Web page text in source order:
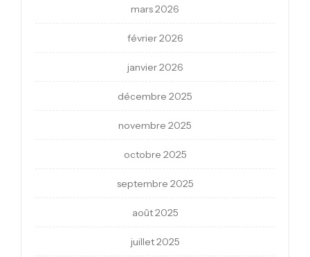
mars 2026
février 2026
janvier 2026
décembre 2025
novembre 2025
octobre 2025
septembre 2025
août 2025
juillet 2025